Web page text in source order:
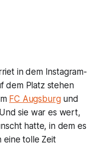
in dem Instagram-
dem Platz stehen
FC Augsburgund
sie war es wert,
hatte, in dem es
eine tolle Zeit